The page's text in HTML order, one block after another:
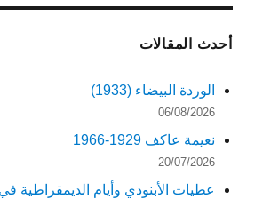
أحدث المقالات
الوردة البيضاء (1933)
06/08/2026
نعيمة عاكف 1929-1966
20/07/2026
عطيات الأبنودي وأيام الديمقراطية